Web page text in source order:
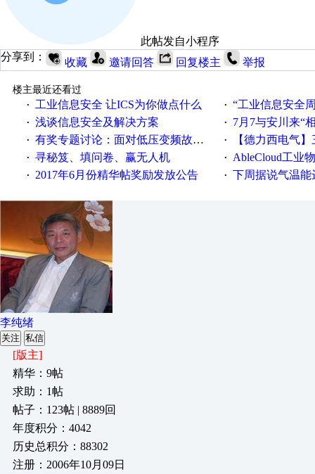
此帖发自小程序
分享到：
收藏 邀请回答 回复楼主 举报
楼主最近还看过
·
工业信息安全 让ICS为你做点什么 · “工业信息安全周之我见”
· 浅谈信息安全及解决方案 · 7月7与安川来“
· 有奖专题讨论：面对低压变频故障，老手是这样解决的！ · 【德力西电气】三
· 寻秘笈、填问卷、赢无人机 · AbleCloud工业物联
· 2017年6月份精华帖奖励发放公告 · 下周据说气温能
李纯绪
关注 私信
[版主]
精华：9帖
求助：1帖
帖子：123帖 | 8889回
年度积分：4042
历史总积分：88302
注册：2006年10月09日